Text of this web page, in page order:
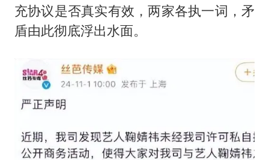
充协议是否真实有效，两家各执一词，矛
盾由此彻底浮出水面。